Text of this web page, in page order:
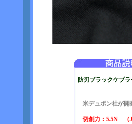
防刃ブラックケブ
米デュポン社が開
切創力：5.5N （